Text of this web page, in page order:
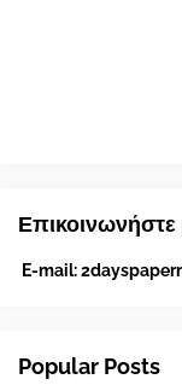
Επικοινωνήστε
E-mail:
Popular Posts